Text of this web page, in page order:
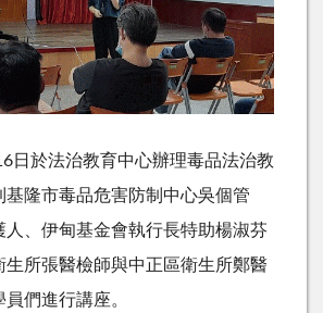
日於法治教育中心辦理毒品法治教
基隆市毒品危害防制中心吳個管
人、伊甸基金會執行長特助楊淑芬
生所張醫檢師與中正區衛生所鄭醫
們進行講座。